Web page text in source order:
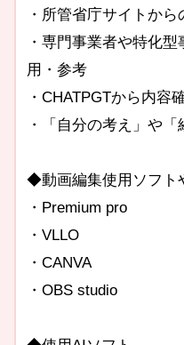
・所管省庁サイトか
・専門事業者や特化型
用・参考
・CHATPGTから内容
・「自分の考え」や
◆動画編集使用ソフト
・Premium pro
・VLLO
・CANVA
・OBS studio